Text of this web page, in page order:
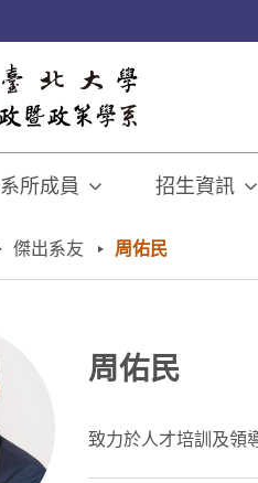
系所成員 招生資訊
傑出系友 周佑民
周佑民
致力於人才培訓及領